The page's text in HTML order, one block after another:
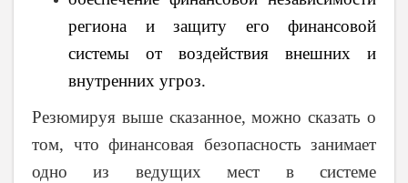
региона и защиту его финансовой
системы от воздействия внешних и
внутренних угроз.
Резюмируя выше сказанное, можно сказать о
том, что финансовая безопасность занимает
одно из ведущих мест в системе